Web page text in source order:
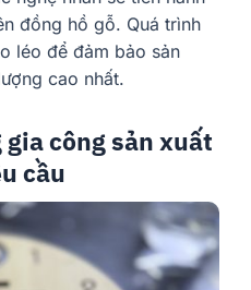
đồng hồ gỗ. Quá trình
léo để đảm bảo sản
cao nhất.
công sản xuất
cầu